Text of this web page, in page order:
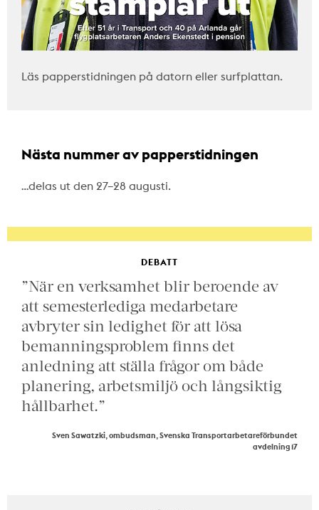
Läs papperstidningen på datorn eller surfplattan.
Nästa nummer av papperstidningen
…delas ut den 27–28 augusti.
DEBATT
”När en verksamhet blir beroende av
att semesterlediga medarbetare
avbryter sin ledighet för att lösa
bemanningsproblem finns det
anledning att ställa frågor om både
planering, arbetsmiljö och långsiktig
hållbarhet.”
Sven Sawatzki, ombudsman, Svenska Transportarbetareförbundet
avdelning 17